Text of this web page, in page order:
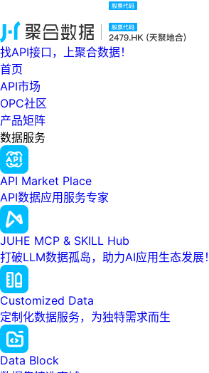
找API接口，上聚合数据！
首页
API市场
OPC社区
产品矩阵
数据服务
API Market Place
API数据应用服务专家
JUHE MCP & SKILL Hub
打破LLM数据孤岛，助力AI应用生态发展！
Customized Data
定制化数据服务，为独特需求而生
Data Block